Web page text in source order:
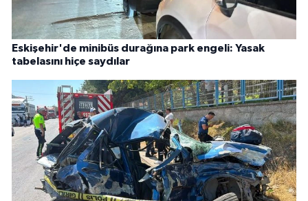
Eskişehir'de minibüs durağına park engeli: Yasak
tabelasını hiçe saydılar